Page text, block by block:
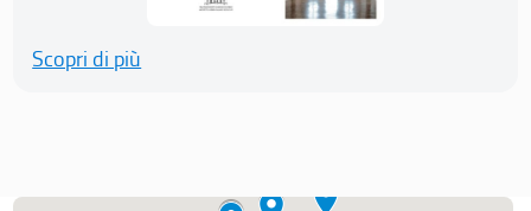
Scopri di più